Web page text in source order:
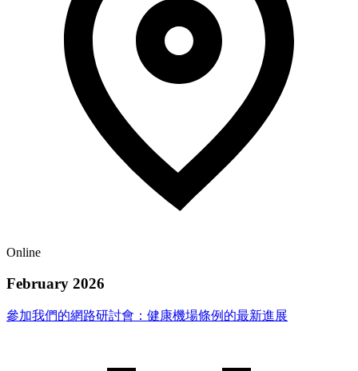
Online
February 2026
參加我們的網路研討會：健康機場條例的最新進展